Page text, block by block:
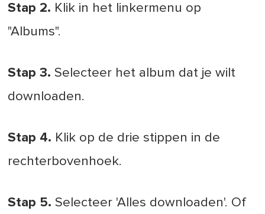
Stap 2. Klik in het linkermenu op
"Albums".
Stap 3.Selecteer het album dat je wilt
downloaden.
Stap 4. Klik op de drie stippen in de
rechterbovenhoek.
Stap 5.Selecteer 'Alles downloaden'. Of